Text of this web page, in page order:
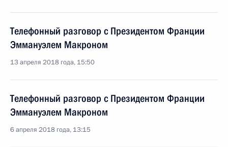
Телефонный разговор с Президентом Франции
Эммануэлем Макроном
13 апреля 2018 года, 15:50
Телефонный разговор с Президентом Франции
Эммануэлем Макроном
6 апреля 2018 года, 13:15